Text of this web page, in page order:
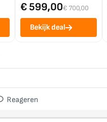
€ 599,00€ 700,00
Bekijk deal
Reageren